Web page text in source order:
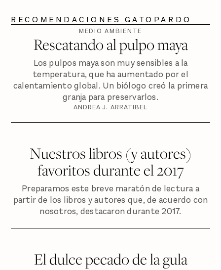
RECOMENDACIONES GATOPARDO
MEDIO AMBIENTE
Rescatando al pulpo maya
Los pulpos maya son muy sensibles a la
temperatura, que ha aumentado por el
calentamiento global. Un biólogo creó la primera
granja para preservarlos.
ANDREA J. ARRATIBEL
Nuestros libros (y autores)
favoritos durante el 2017
Preparamos este breve maratón de lectura a
partir de los libros y autores que, de acuerdo con
nosotros, destacaron durante 2017.
El dulce pecado de la gula